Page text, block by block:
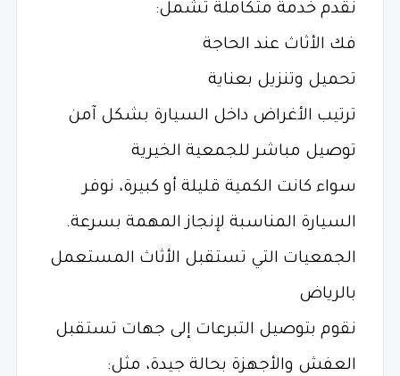
نقدم خدمة متكاملة تشمل:
فك الأثاث عند الحاجة
تحميل وتنزيل بعناية
ترتيب الأغراض داخل السيارة بشكل آمن
توصيل مباشر للجمعية الخيرية
سواء كانت الكمية قليلة أو كبيرة، نوفر
السيارة المناسبة لإنجاز المهمة بسرعة.
الجمعيات التي تستقبل الأثاث المستعمل
بالرياض
نقوم بتوصيل التبرعات إلى جهات تستقبل
العفش والأجهزة بحالة جيدة، مثل: